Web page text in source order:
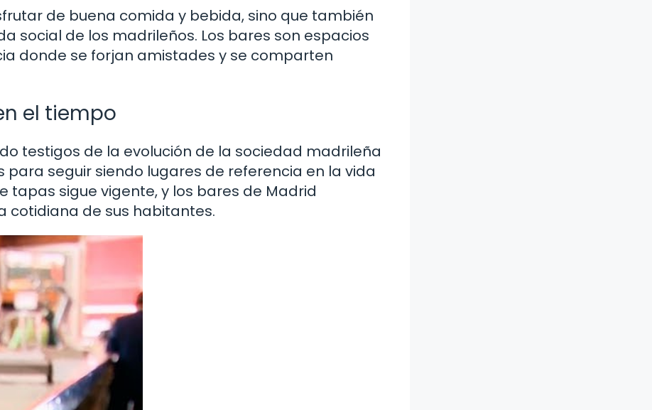
de buena comida y bebida, sino que también
social de los madrileños. Los bares son espacios
donde se forjan amistades y se comparten
el tiempo
testigos de la evolución de la sociedad madrileña
seguir siendo lugares de referencia en la vida
tapas sigue vigente, y los bares de Madrid
cotidiana de sus habitantes.